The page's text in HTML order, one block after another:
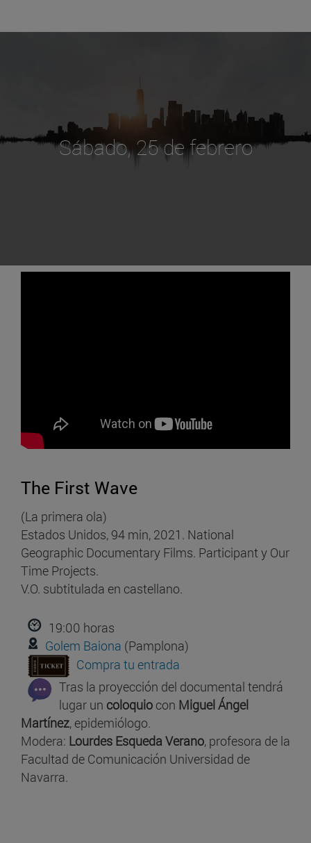
Sábado, 25 de febrero
The First Wave
(La primera ola)
Estados Unidos, 94 min, 2021. National
Geographic Documentary Films. Participant y Our
Time Projects.
V.O. subtitulada en castellano.
19:00 horas
Golem Baiona (Pamplona)
Compra tu entrada
Tras la proyección del documental tendrá
lugar un coloquio con Miguel Ángel
Martínez, epidemiólogo.
Modera: Lourdes Esqueda Verano, profesora de la
Facultad de Comunicación Universidad de
Navarra.